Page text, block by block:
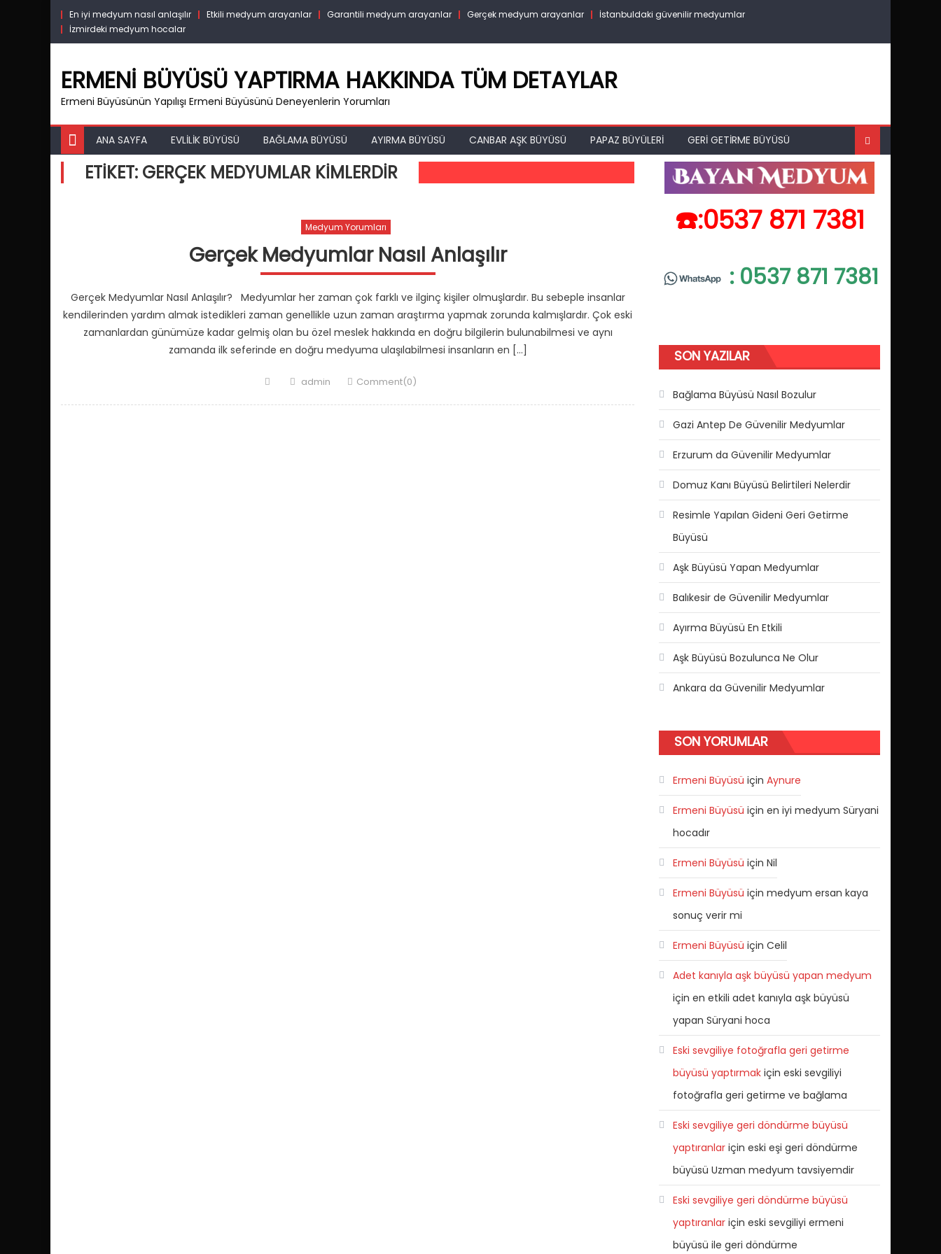
Skip
content
En iyi medyum nasıl anlaşılır Etkili medyum arayanlar Garantili medyum arayanlar Gerçek medyum arayanlar
İstanbuldaki güvenilir medyumlar
İzmirdeki medyum hocalar
ERMENI BÜYÜSÜ YAPTIRMA HAKKINDA TÜM DETAYLAR
Ermeni Büyüsünün Yapılışı Ermeni Büyüsünü Deneyenlerin Yorumları
ANA SAYFA EVLILIK BÜYÜSÜ BAĞLAMA BÜYÜSÜ AYIRMA BÜYÜSÜ CANBAR AŞK BÜYÜSÜ PAPAZ BÜYÜLERI GERI GETIRME BÜYÜSÜ
ETIKET: GERÇEK MEDYUMLAR KIMLERDIR
Medyum Yorumları
Gerçek Medyumlar Nasıl Anlaşılır
Gerçek Medyumlar Nasıl Anlaşılır? Medyumlar her zaman çok farklı ve ilginç kişiler olmuşlardır. Bu sebeple insanlar
kendilerinden yardım almak istedikleri zaman genellikle uzun zaman araştırma yapmak zorunda kalmışlardır. Çok eski
zamanlardan günümüze kadar gelmiş olan bu özel meslek hakkında en doğru bilgilerin bulunabilmesi ve aynı
zamanda ilk seferinde en doğru medyuma ulaşılabilmesi insanların en […]
PostedAuthor
admin Comment(0)
☎️:0537 871 7381
: 0537 871 7381
SON YAZILAR
Bağlama Büyüsü Nasıl Bozulur
Gazi Antep De Güvenilir Medyumlar
Erzurum da Güvenilir Medyumlar
Domuz Kanı Büyüsü Belirtileri Nelerdir
Resimle Yapılan Gideni Geri Getirme
Büyüsü
Aşk Büyüsü Yapan Medyumlar
Balıkesir de Güvenilir Medyumlar
Ayırma Büyüsü En Etkili
Aşk Büyüsü Bozulunca Ne Olur
Ankara da Güvenilir Medyumlar
SON YORUMLAR
Ermeni Büyüsü içinAynure
Ermeni Büyüsü içinen iyi medyum Süryani
hocadır
Ermeni Büyüsü içinNil
Ermeni Büyüsü içinmedyum ersan kaya
sonuç verir mi
Ermeni Büyüsü içinCelil
Adet kanıyla aşk büyüsü yapan medyum
içinen etkili adet kanıyla aşk büyüsü
yapan Süryani hoca
Eski sevgiliye fotoğrafla geri getirme
büyüsü yaptırmak içineski sevgiliyi
fotoğrafla geri getirme ve bağlama
Eski sevgiliye geri döndürme büyüsü
yaptıranlar içineski eşi geri döndürme
büyüsü Uzman medyum tavsiyemdir
Eski sevgiliye geri döndürme büyüsü
yaptıranlar içineski sevgiliyi ermeni
büyüsü ile geri döndürme